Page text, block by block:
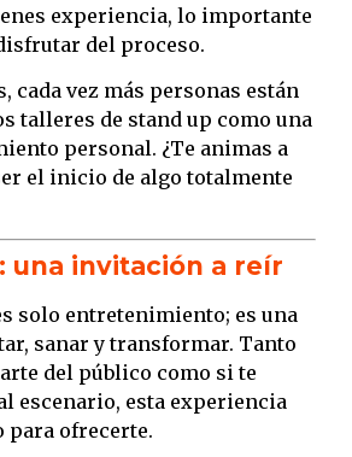
experiencia, lo importante
del proceso.
cada vez más personas están
talleres de stand up como una
personal. ¿Te animas a
el inicio de algo totalmente
una invitación a reír
solo entretenimiento; es una
sanar y transformar. Tanto
del público como si te
escenario, esta experiencia
para ofrecerte.